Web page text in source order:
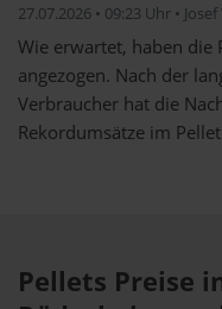
27.07.2026 • 09:23 Uhr •
Wie erwartet, haben die
angezogen. Nach der
Verbraucher hat die
Rekordumsätze im
Pellets Preise